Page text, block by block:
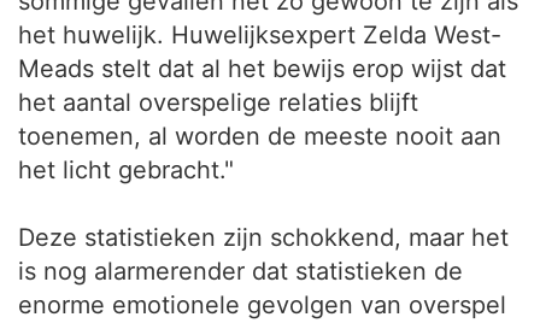
het huwelijk. Huwelijksexpert Zelda West-
Meads stelt dat al het bewijs erop wijst dat
het aantal overspelige relaties blijft
toenemen, al worden de meeste nooit aan
het licht gebracht."
Deze statistieken zijn schokkend, maar het
is nog alarmerender dat statistieken de
enorme emotionele gevolgen van overspel